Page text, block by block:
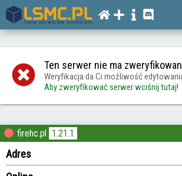
Ten serwer nie ma
Weryfikacja da Ci możliwość
Aby zweryfikować serwer wciśnij tutaj!
firehc.pl 1.21.1
Adres